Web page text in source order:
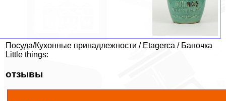
Посуда/Кухонные принадлежности / Etagerca / Баночка
Little things:
отзывы